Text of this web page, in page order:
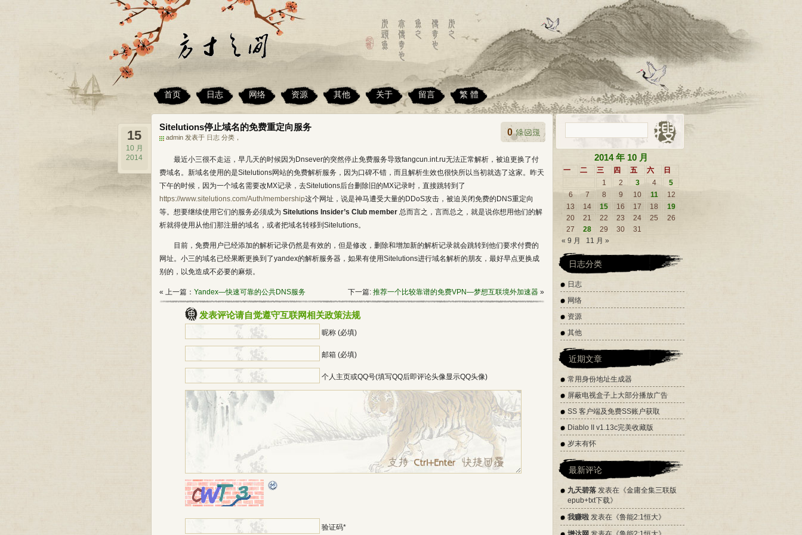
首页 日志 网络 资源 其他 关于 留言 繁 體
Sitelutions停止域名的免费重定向服务
admin 发表于 日志 分类，
15
10 月
2014
0
最近小三很不走运，早几天的时候因为Dnsever的突然停止免费服务导致fangcun.int.ru无法正常解析，被迫更换了付
费域名。新域名使用的是Sitelutions网站的免费解析服务，因为口碑不错，而且解析生效也很快所以当初就选了这家。昨天
下午的时候，因为一个域名需要改MX记录，去Sitelutions后台删除旧的MX记录时，直接跳转到了
https://www.sitelutions.com/Auth/membership这个网址，说是神马遭受大量的DDoS攻击，被迫关闭免费的DNS重定向
等。想要继续使用它们的服务必须成为 Sitelutions Insider’s Club member 总而言之，言而总之，就是说你想用他们的解
析就得使用从他们那注册的域名，或者把域名转移到Sitelutions。
目前，免费用户已经添加的解析记录仍然是有效的，但是修改，删除和增加新的解析记录就会跳转到他们要求付费的
网址。小三的域名已经果断更换到了yandex的解析服务器，如果有使用Sitelutions进行域名解析的朋友，最好早点更换成
别的，以免造成不必要的麻烦。
« 上一篇： Yandex—快速可靠的公共DNS服务 下一篇: 推荐一个比较靠谱的免费VPN—梦想互联境外加速器 »
发表评论请自觉遵守互联网相关政策法规
昵称 (必填)
邮箱 (必填)
个人主页或QQ号(填写QQ后即评论头像显示QQ头像)
验证码*
2014 年 10 月
一 二 三 四 五 六
日
1
2 3 4
5
6
7 8 9 10 11
12
13
14 15 16 17 18
19
20
21 22 23 24 25
26
27
28 29 30
31
« 9 月
11 月 »
日志分类
日志
网络
资源
其他
近期文章
常用身份地址生成器
屏蔽电视盒子上大部分播放广告
SS 客户端及免费SS账户获取
Diablo II v1.13c完美收藏版
岁末有怀
最新评论
九天碧落 发表在《金庸全集三联版
epub+txt下载》
我赚啦 发表在《鲁能2:1恒大》